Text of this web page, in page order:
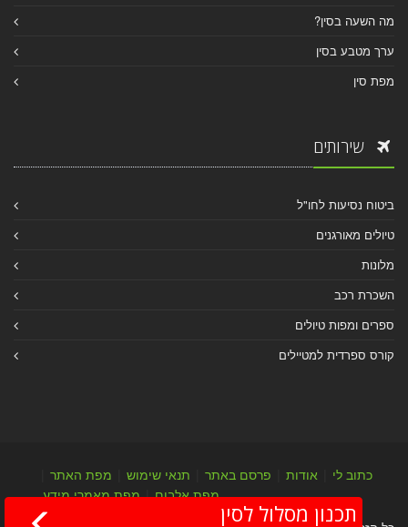
מה השעה בסין?
ערך מטבע בסין
מפת סין
שירותים
ביטוח נסיעות לחו"ל
טיולים מאורגנים
מלונות
השכרת רכב
ספרים ומפות טיולים
קורס ספרדית למטיילים
כתוב לי אודות פרסם באתר תנאי שימוש מפת האתר
מפת אלבום|מפת מאמרי מידע
תכנון מסלול לסין